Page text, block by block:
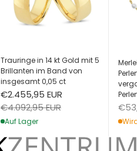
Trauringe in 14 kt Gold mit 5
Brillanten im Band von
insgesamt 0,05 ct
Angebot
€2.455,95 EUR
Regulärer Preis
€4.092,95 EUR
Auf Lager